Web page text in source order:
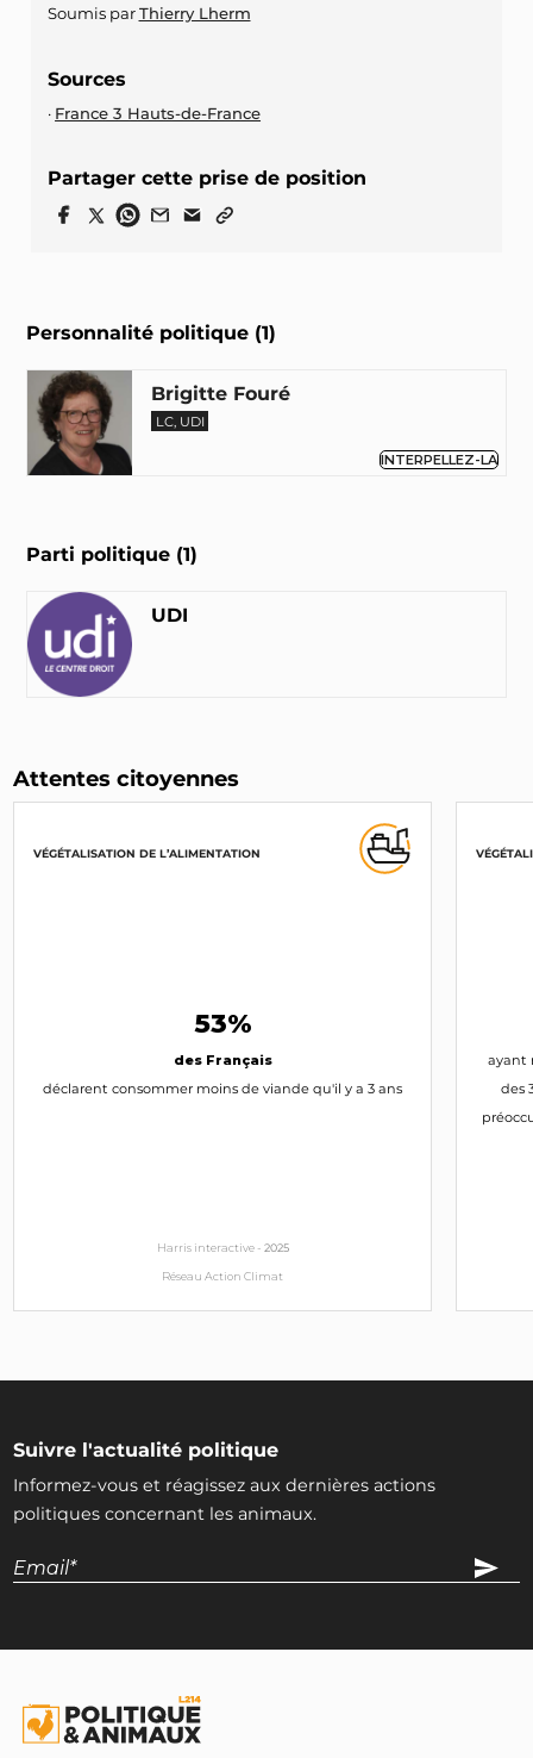
Personnalité politique (1)
Brigitte Fouré
LC, UDI
INTERPELLEZ-LA
Parti politique (1)
UDI
Soumis parThierry Lherm
Sources
France 3 Hauts-de-France
Partager cette prise de position
Attentes citoyennes
VÉGÉTALISATION DE L’ALIMENTATION
53%
des Français
déclarent consommer moins de viande qu'il y a 3 ans
Harris interactive - 2025
Réseau Action Climat
ayant
des
Suivre l'actualité politique
Informez-vous et réagissez aux dernières actions
politiques concernant les animaux.